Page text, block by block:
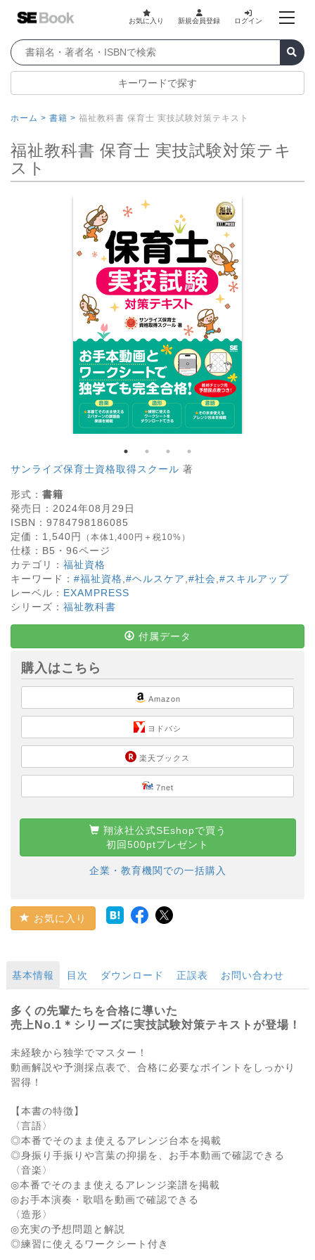
お気に入り 新規会員登録 ログイン
キーワードで探す
ホーム > 書籍 > 福祉教科書 保育士 実技試験対策テキスト
福祉教科書 保育士 実技試験対策テキ
スト
サンライズ保育士資格取得スクール 著
形式： 書籍
発売日： 2024年08月29日
ISBN： 9784798186085
定価： 1,540円 （本体1,400円＋税10%）
仕様： B5・ 96ページ
カテゴリ： 福祉資格
キーワード： #福祉資格 #ヘルスケア #社会 #スキルアップ
レーベル： EXAMPRESS
シリーズ： 福祉教科書
付属データ
購入はこちら
Amazon
ヨドバシ
楽天ブックス
7net
翔泳社公式SEshopで買う
初回500ptプレゼント
企業・教育機関での一括購入
お気に入り
基本情報 目次 ダウンロード 正誤表 お問い合わせ
多くの先輩たちを合格に導いた
売上No.1＊シリーズに実技試験対策テキストが登場！
未経験から独学でマスター！
動画解説や予測採点表で、合格に必要なポイントをしっかり
習得！
【本書の特徴】
〈言語〉
◎本番でそのまま使えるアレンジ台本を掲載
◎身振り手振りや言葉の抑揚を、お手本動画で確認できる
〈音楽〉
◎本番でそのまま使えるアレンジ楽譜を掲載
◎お手本演奏・歌唱を動画で確認できる
〈造形〉
◎充実の予想問題と解説
◎練習に使えるワークシート付き